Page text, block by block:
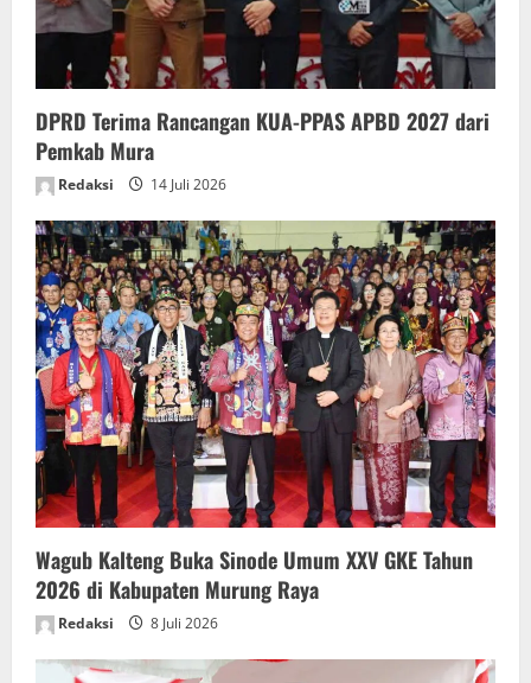
o
n
DPRD Terima Rancangan KUA-PPAS APBD 2027 dari
Pemkab Mura
Redaksi 14 Juli 2026
Wagub Kalteng Buka Sinode Umum XXV GKE Tahun
2026 di Kabupaten Murung Raya
Redaksi 8 Juli 2026